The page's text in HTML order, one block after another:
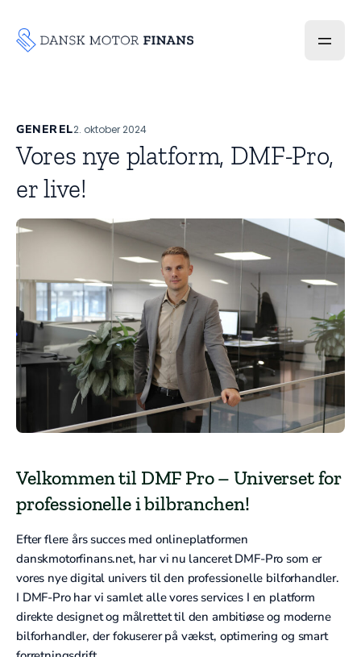
GENEREL2. oktober 2024
Vores nye platform, DMF-Pro,
er live!
Velkommen til DMF Pro – Universet for
professionelle i bilbranchen!
Efter flere års succes med onlineplatformen
danskmotorfinans.net, har vi nu lanceret DMF-Pro som er
vores nye digital univers til den professionelle bilforhandler.
I DMF-Pro har vi samlet alle vores services I en platform
direkte designet og målrettet til den ambitiøse og moderne
bilforhandler, der fokuserer på vækst, optimering og smart